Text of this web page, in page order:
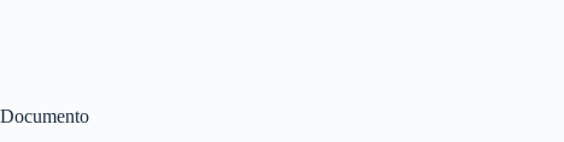
Documento